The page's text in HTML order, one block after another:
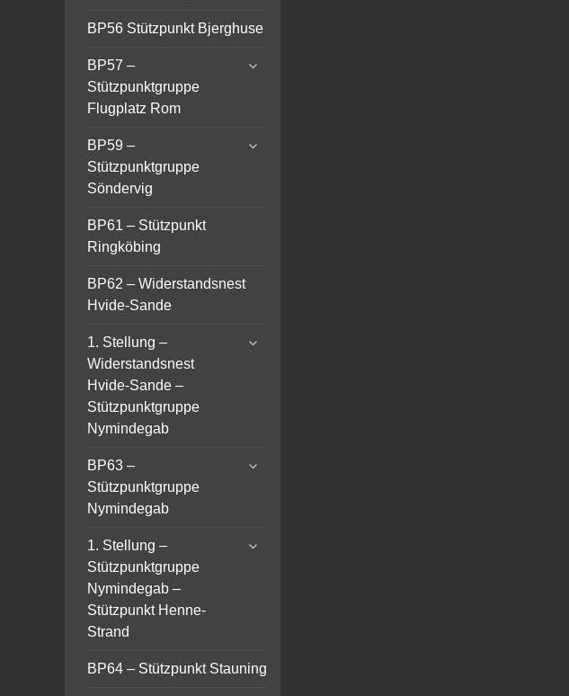
BP56 Stützpunkt Bjerghuse
BP57 –
Stützpunktgruppe
Flugplatz Rom
expand
BP59 –
Stützpunktgruppe
Söndervig
expand
BP61 – Stützpunkt
Ringköbing
BP62 – Widerstandsnest
Hvide-Sande
1. Stellung –
Widerstandsnest
Hvide-Sande –
Stützpunktgruppe
Nymindegab
expand
BP63 –
Stützpunktgruppe
Nymindegab
expand
1. Stellung –
Stützpunktgruppe
Nymindegab –
Stützpunkt Henne-
Strand
expand
BP64 – Stützpunkt Stauning